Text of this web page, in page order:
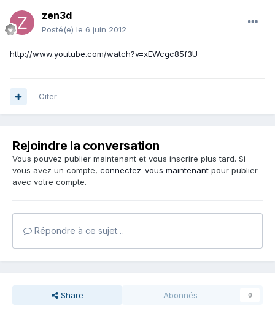
zen3d
Posté(e) le 6 juin 2012
http://www.youtube.com/watch?v=xEWcgc85f3U
Citer
Rejoindre la conversation
Vous pouvez publier maintenant et vous inscrire plus tard. Si
vous avez un compte, connectez-vous maintenant pour publier
avec votre compte.
Répondre à ce sujet…
Share Abonnés 0